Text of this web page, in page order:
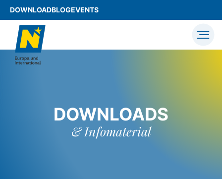
DOWNLOADBLOGEVENTS
DOWNLOADS
& Infomaterial